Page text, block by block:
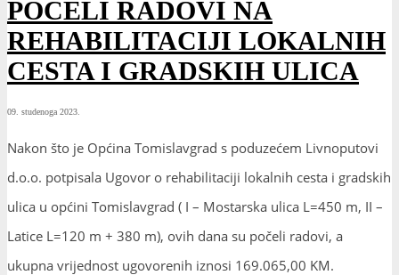
POČELI RADOVI NA
REHABILITACIJI LOKALNIH
CESTA I GRADSKIH ULICA
09. studenoga 2023.
Nakon što je Općina Tomislavgrad s poduzećem Livnoputovi
d.o.o. potpisala Ugovor o rehabilitaciji lokalnih cesta i gradskih
ulica u općini Tomislavgrad ( I – Mostarska ulica L=450 m, II –
Latice L=120 m + 380 m), ovih dana su počeli radovi, a
ukupna vrijednost ugovorenih iznosi 169.065,00 KM.